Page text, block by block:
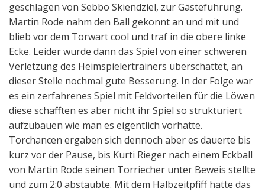
geschlagen von Sebbo Skiendziel, zur Gästeführung.
Martin Rode nahm den Ball gekonnt an und mit und
blieb vor dem Torwart cool und traf in die obere linke
Ecke. Leider wurde dann das Spiel von einer schweren
Verletzung des Heimspielertrainers überschattet, an
dieser Stelle nochmal gute Besserung. In der Folge war
es ein zerfahrenes Spiel mit Feldvorteilen für die Löwen
diese schafften es aber nicht ihr Spiel so strukturiert
aufzubauen wie man es eigentlich vorhatte.
Torchancen ergaben sich dennoch aber es dauerte bis
kurz vor der Pause, bis Kurti Rieger nach einem Eckball
von Martin Rode seinen Torriecher unter Beweis stellte
und zum 2:0 abstaubte. Mit dem Halbzeitpfiff hatte das